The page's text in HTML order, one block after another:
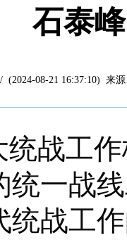
石泰
(2024-08-21 16:37:10) 来
统战工
统一战
统战工